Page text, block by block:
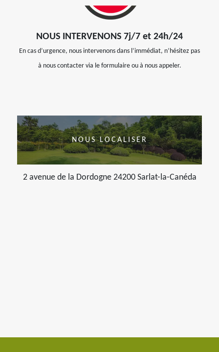
NOUS INTERVENONS 7j/7 et 24h/24
En cas d’urgence, nous intervenons dans l’immédiat, n’hésitez pas
à nous contacter via le formulaire ou à nous appeler.
NOUS LOCALISER
2 avenue de la Dordogne 24200 Sarlat-la-Canéda